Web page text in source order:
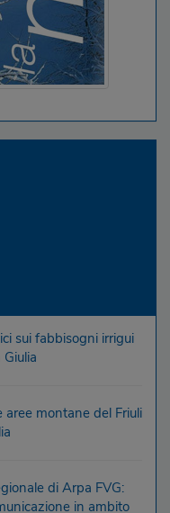
sui fabbisogni irrigui
aree montane del Friuli
di Arpa FVG:
in ambito